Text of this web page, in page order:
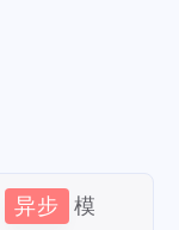
异步
模